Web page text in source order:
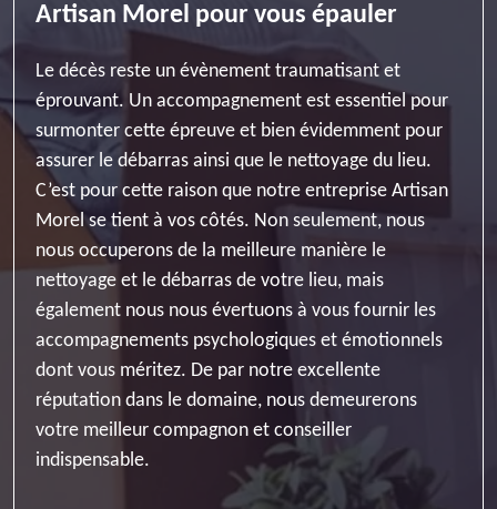
Artisan Morel pour vous épauler
Le décès reste un évènement traumatisant et
éprouvant. Un accompagnement est essentiel pour
surmonter cette épreuve et bien évidemment pour
assurer le débarras ainsi que le nettoyage du lieu.
C’est pour cette raison que notre entreprise Artisan
Morel se tient à vos côtés. Non seulement, nous
nous occuperons de la meilleure manière le
nettoyage et le débarras de votre lieu, mais
également nous nous évertuons à vous fournir les
accompagnements psychologiques et émotionnels
dont vous méritez. De par notre excellente
réputation dans le domaine, nous demeurerons
votre meilleur compagnon et conseiller
indispensable.